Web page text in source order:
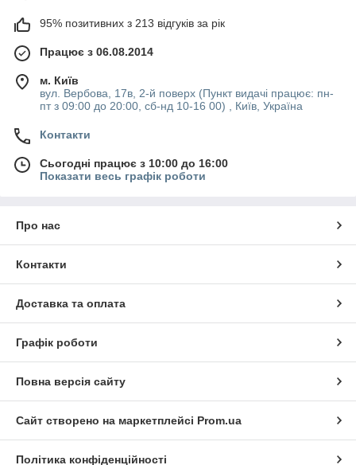
95% позитивних з 213 відгуків за рік
Працює з 06.08.2014
м. Київ
вул. Вербова, 17в, 2-й поверх (Пункт видачі працює: пн-
пт з 09:00 до 20:00, сб-нд 10-16 00) , Київ, Україна
Контакти
Сьогодні працює з 10:00 до 16:00
Показати весь графік роботи
Про нас
Контакти
Доставка та оплата
Графік роботи
Повна версія сайту
Сайт створено на маркетплейсі Prom.ua
Політика конфіденційності